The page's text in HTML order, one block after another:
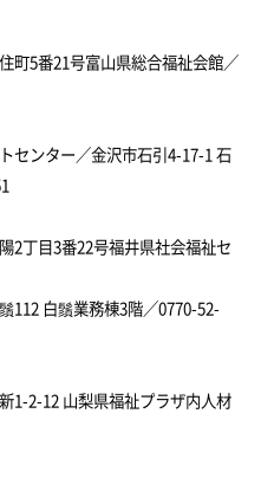
町5番21号富山県総合福祉会館／
センター／金沢市石引4-17-1 石
2丁目3番22号福井県社会福祉セ
112 白鬚業務棟3階／0770-52-
1-2-12 山梨県福祉プラザ内人材